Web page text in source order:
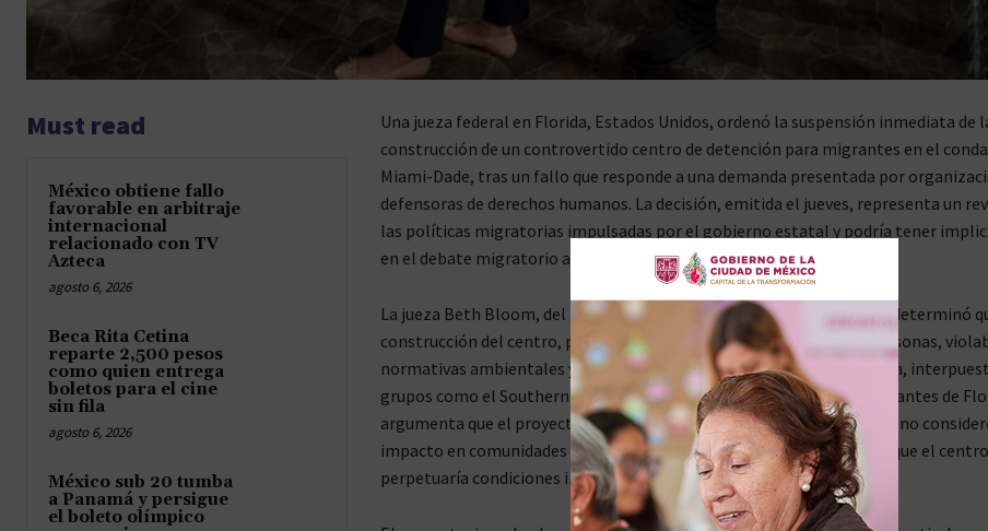
Must read
México obtiene fallo
favorable en arbitraje
internacional
relacionado con TV
Azteca
agosto 6, 2026
Beca Rita Cetina
reparte 2,500 pesos
como quien entrega
boletos para el cine
sin fila
agosto 6, 2026
México sub 20 tumba
a Panamá y persigue
el boleto olímpico
Una jueza federal en Florida, Estados Unidos, ordenó la suspensión inmediata de
construcción de un controvertido centro de detención para migrantes en el
Miami-Dade, tras un fallo que responde a una demanda presentada por
defensoras de derechos humanos. La decisión, emitida el jueves, representa un
las políticas migratorias impulsadas por el gobierno estatal y podría tener
en el debate migratorio a nivel internacional.
La jueza Beth Bloom, del Tribunal Federal del Distrito Sur de Florida, determinó
construcción del centro, proyectado para albergar a más de 1,800 personas,
normativas ambientales y carecía de permisos adecuados. La demanda,
grupos como el Southern Poverty Law Center y la Coalición de Inmigrantes de
argumenta que el proyecto amenaza un ecosistema local protegido y no
impacto en comunidades aledañas. Además, los activistas denuncian que el centro
perpetuaría condiciones inhumanas para los migrantes detenidos.